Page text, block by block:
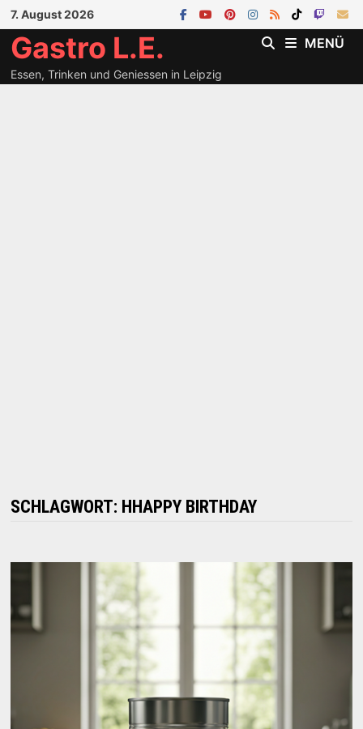
Zum
Inhalt
springen
7. August 2026
Gastro L.E.
Essen, Trinken und Geniessen in Leipzig
MENÜ
SCHLAGWORT: HHAPPY BIRTHDAY